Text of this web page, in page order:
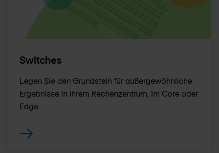
Switches
Legen Sie den Grundstein für außergewöhnliche
Ergebnisse in Ihrem Rechenzentrum, im Core oder
Edge